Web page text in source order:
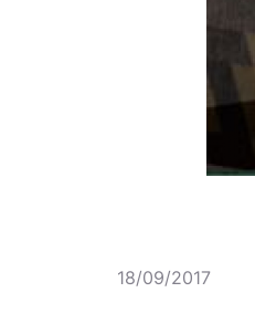
18/09/2017